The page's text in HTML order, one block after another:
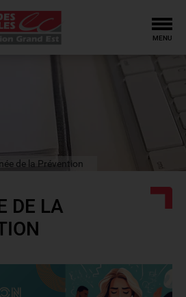
MENU
de la Prévention
DE LA